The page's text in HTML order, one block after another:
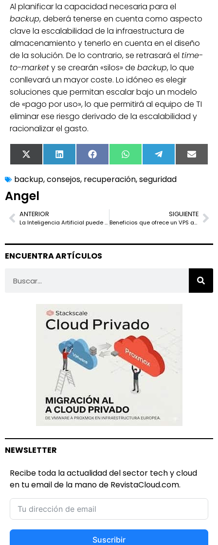
Al planificar la capacidad necesaria para el
backup, deberá tenerse en cuenta como aspecto
clave la escalabilidad de la infraestructura de
almacenamiento y tenerlo en cuenta en el diseño
de la solución. De lo contrario, se retrasará el time-
to-markety se crearán «silos» de backup, lo que
conllevará un mayor coste. Lo idóneo es elegir
soluciones que permitan escalar bajo un modelo
de «pago por uso», lo que permitirá al equipo de TI
eliminar ese riesgo derivado de la escalabilidad y
racionalizar el gasto.
X
(Twitter)
LinkedIn FacebookWhatsApp TelegramEmail
backup,consejos, recuperación,seguridad
Angel
ANTERIOR
La Inteligencia Artificial puede contribuir a aligerar el colapso sanitario
SIGUIENTE
Beneficios que ofrece un VPS a cualquier proyecto online
ENCUENTRA ARTÍCULOS
NEWSLETTER
Recibe toda la actualidad del sector tech y cloud
en tu email de la mano de RevistaCloud.com.
Suscribir